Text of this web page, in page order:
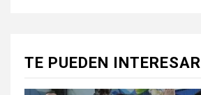
TE PUEDEN INTERESAR